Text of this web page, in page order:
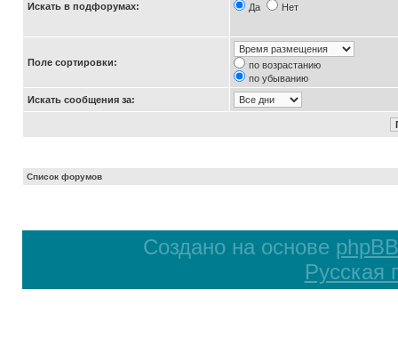
Искать в подфорумах: Да Нет
Поле сортировки:
по возрастанию
по убыванию
Искать сообщения за:
Список форумов
Создано на основе phpBB
Русская